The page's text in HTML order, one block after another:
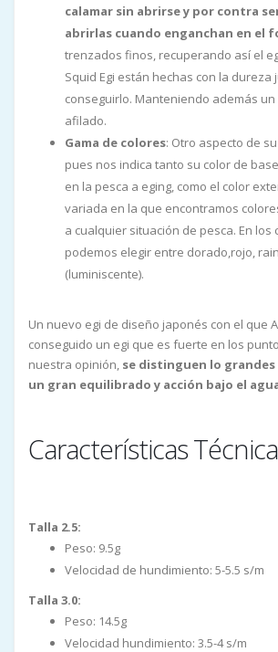
calamar sin abrirse y por contra
abrirlas cuando enganchan en el
trenzados finos, recuperando así el
Squid Egi están hechas con la dureza
conseguirlo. Manteniendo además
afilado.
Gama de colores: Otro aspecto de
pues nos indica tanto su color de
en la pesca a eging, como el color
variada en la que encontramos
a cualquier situación de pesca. En los
podemos elegir entre dorado,rojo,
(luminiscente).
Un nuevo egi de diseño japonés con el que
conseguido un egi que es fuerte en los
nuestra opinión, se distinguen lo
un gran equilibrado y acción bajo el
Características
Talla 2.5:
Peso: 9.5g
Velocidad de hundimiento: 5-5.5 s/m
Talla 3.0:
Peso: 14.5g
Velocidad hundimiento: 3.5-4 s/m